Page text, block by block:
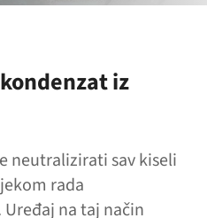
iz
neutralizirati sav kiseli
rada
na taj način